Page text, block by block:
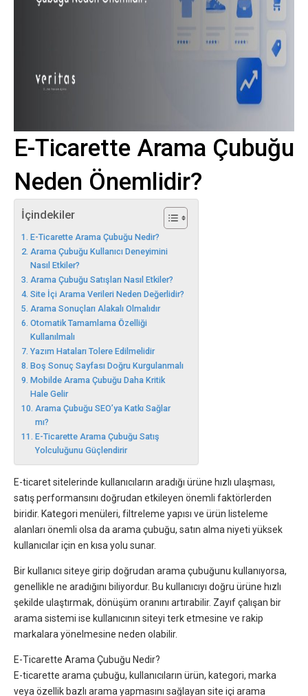
E-Ticarette Arama Çubuğu
Neden Önemlidir?
İçindekiler
E-Ticarette Arama Çubuğu Nedir?
Arama Çubuğu Kullanıcı Deneyimini
Nasıl Etkiler?
Arama Çubuğu Satışları Nasıl Etkiler?
Site İçi Arama Verileri Neden Değerlidir?
Arama Sonuçları Alakalı Olmalıdır
Otomatik Tamamlama Özelliği
Kullanılmalı
Yazım Hataları Tolere Edilmelidir
Boş Sonuç Sayfası Doğru Kurgulanmalı
Mobilde Arama Çubuğu Daha Kritik
Hale Gelir
Arama Çubuğu SEO’ya Katkı Sağlar
mı?
E-Ticarette Arama Çubuğu Satış
Yolculuğunu Güçlendirir
E-ticaret sitelerinde kullanıcıların aradığı ürüne hızlı ulaşması,
satış performansını doğrudan etkileyen önemli faktörlerden
biridir. Kategori menüleri, filtreleme yapısı ve ürün listeleme
alanları önemli olsa da arama çubuğu, satın alma niyeti yüksek
kullanıcılar için en kısa yolu sunar.
Bir kullanıcı siteye girip doğrudan arama çubuğunu kullanıyorsa,
genellikle ne aradığını biliyordur. Bu kullanıcıyı doğru ürüne hızlı
şekilde ulaştırmak, dönüşüm oranını artırabilir. Zayıf çalışan bir
arama sistemi ise kullanıcının siteyi terk etmesine ve rakip
markalara yönelmesine neden olabilir.
E-Ticarette Arama Çubuğu Nedir?
E-ticarette arama çubuğu, kullanıcıların ürün, kategori, marka
veya özellik bazlı arama yapmasını sağlayan site içi arama